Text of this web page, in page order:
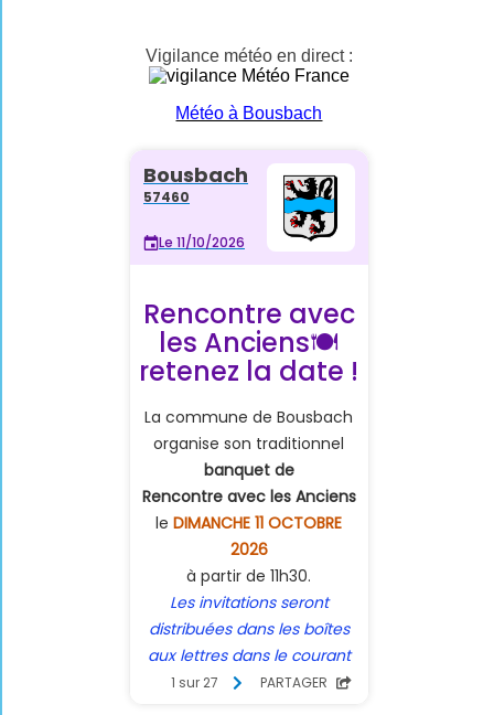
Vigilance météo en direct :
Météo à Bousbach